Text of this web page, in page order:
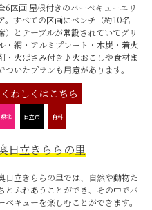
6区画 屋根付きのバーベキューエリ
。すべての区画にベンチ（約10名
）とテーブルが常設されていてグリ
・網・アルミプレート・木炭・着火
・火ばさみ付き♪火おこしや食材ま
ついたプランも用意があります。
くわしくはこちら
県北 日立市 有料
日立きららの里
日立きららの里では、自然や動物た
とふれあうことができ、その中でバ
ベキューを楽しむことができます。